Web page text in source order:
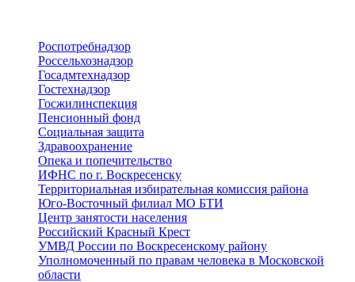
Роспотребнадзор
Россельхознадзор
Госадмтехнадзор
Гостехнадзор
Госжилинспекция
Пенсионный фонд
Социальная защита
Здравоохранение
Опека и попечительство
ИФНС по г. Воскресенску
Территориальная избирательная комиссия района
Юго-Восточный филиал МО БТИ
Центр занятости населения
Российский Красный Крест
УМВД России по Воскресенскому району
Уполномоченный по правам человека в Московской
области